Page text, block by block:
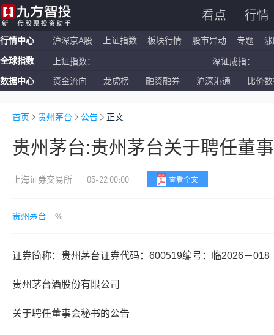
看点 行情
行情中心 沪深京A股 上证指数 板块行情 股市异动 专题
全球指数 上证指数： 深证成指：
恒生指数： 国企指数：
数据中心 资金流向 龙虎榜 融资融券 沪深港通 比价
首页 贵州茅台 公告 正文
贵州茅台:贵州茅台关于聘任董
上海证券交易所 05-22 00:00 查看全文
贵州茅台 --%
证券简称：贵州茅台证券代码：600519编号：临2026－018
贵州茅台酒股份有限公司
关于聘任董事会秘书的公告